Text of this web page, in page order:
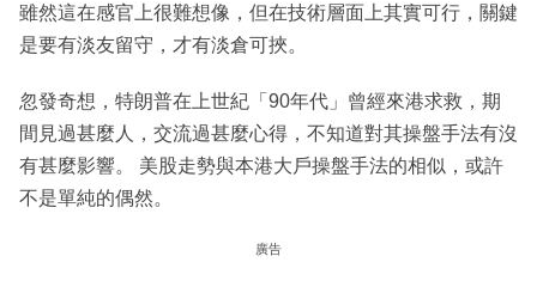
雖然這在感官上很難想像，但在技術層面上其實可行，關鍵
是要有淡友留守，才有淡倉可挾。
忽發奇想，特朗普在上世紀「90年代」曾經來港求救，期
間見過甚麼人，交流過甚麼心得，不知道對其操盤手法有沒
有甚麼影響。 美股走勢與本港大戶操盤手法的相似，或許
不是單純的偶然。
廣告